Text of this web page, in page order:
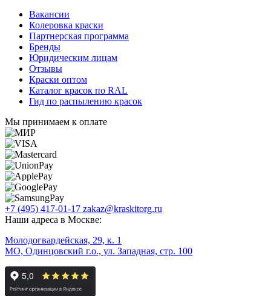
Вакансии
Колеровка краски
Партнерская программа
Бренды
Юридическим лицам
Отзывы
Краски оптом
Каталог красок по RAL
Гид по распылению красок
Мы принимаем к оплате
+7 (495) 417-01-17 zakaz@kraskitorg.ru
Наши адреса в Москве:
Молодогвардейская, 29, к. 1
МО, Одинцовский г.о., ул. Западная, стр. 100